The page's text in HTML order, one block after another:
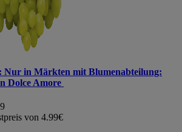
Nur in Märkten mit Blumenabteilung:
Dolce Amore
von 4.99€